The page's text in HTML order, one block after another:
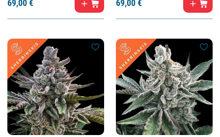
69,00€ 69,00€